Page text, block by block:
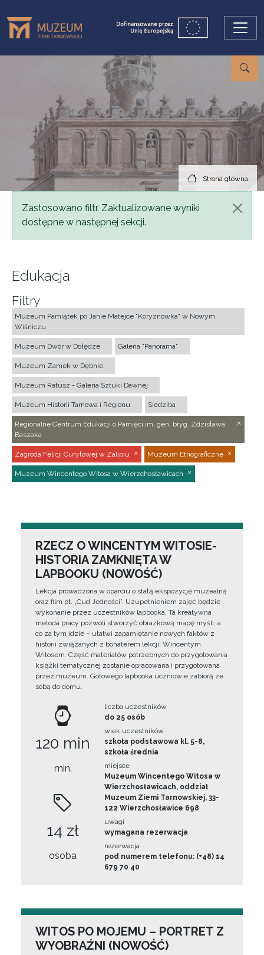
Strona główna
Komunikat
Zastosowano filtr. Zaktualizowane wyniki
dostępne w następnej sekcji.
Edukacja
Filtry
Muzeum Pamiątek po Janie Matejce "Koryznówka" w Nowym
Wiśniczu
Muzeum Dwór w Dołędze Galeria "Panorama"
Muzeum Zamek w Dębnie
Muzeum Ratusz - Galeria Sztuki Dawnej
Muzeum Historii Tarnowa i Regionu Siedziba
Regionalne Centrum Edukacji o Pamięci im. gen. bryg. Zdzisława
Baszaka
Zagroda Felicji Curyłowej w Zalipiu Muzeum Etnograficzne
Muzeum Wincentego Witosa w Wierzchosławicach
RZECZ O WINCENTYM WITOSIE-
HISTORIA ZAMKNIĘTA W
LAPBOOKU (NOWOŚĆ)
Lekcja prowadzona w oparciu o stałą ekspozycję muzealną
oraz film pt. „Cud Jedności”. Uzupełnieniem zajęć będzie
wykonanie przez uczestników lapbooka. Ta kreatywna
metoda pracy pozwoli stworzyć obrazkową mapę myśli, a
co za tym idzie – ułatwi zapamiętanie nowych faktów z
historii związanych z bohaterem lekcji, Wincentym
Witosem. Część materiałów potrzebnych do przygotowania
książki tematycznej zostanie opracowana i przygotowana
przez muzeum. Gotowego lapbooka uczniowie zabiorą ze
sobą do domu.
120 min
min.
14 zł
osoba
liczba uczestników
do 25 osób
wiek uczestników
szkoła podstawowa kl. 5-8,
szkoła średnia
miejsce
Muzeum Wincentego Witosa w
Wierzchosławicach, oddział
Muzeum Ziemi Tarnowskiej, 33-
122 Wierzchosławice 698
uwagi
wymagana rezerwacja
rezerwacja
pod numerem telefonu: (+48) 14
679 70 40
WITOS PO MOJEMU – PORTRET Z
WYOBRAŹNI (NOWOŚĆ)